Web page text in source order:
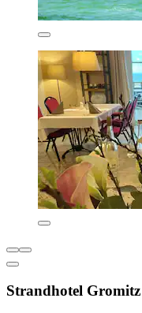
Strandhotel Gromitz